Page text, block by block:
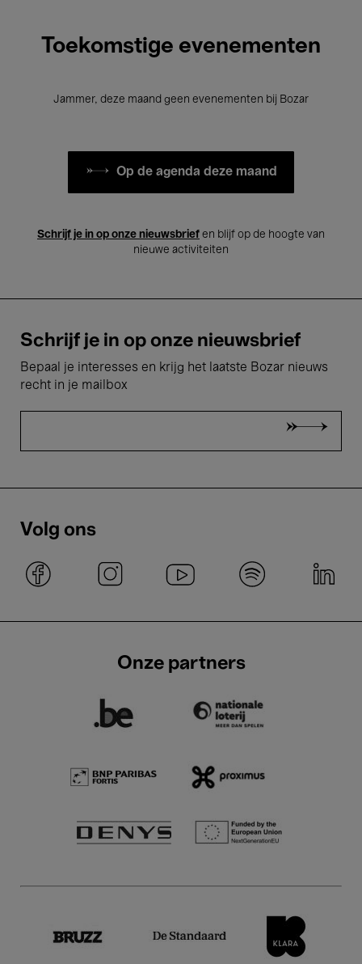
Toekomstige evenementen
Jammer, deze maand geen evenementen bij Bozar
Op de agenda deze maand
Schrijf je in op onze nieuwsbrief en blijf op de hoogte van
nieuwe activiteiten
Schrijf je in op onze nieuwsbrief
Bepaal je interesses en krijg het laatste Bozar nieuws
recht in je mailbox
Volg ons
Onze partners